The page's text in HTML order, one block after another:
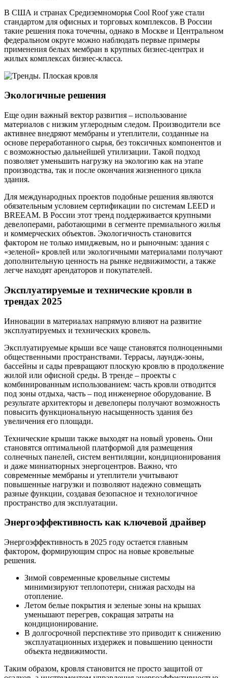
В США и странах Средиземноморья Cool Roof уже стали
стандартом для офисных и торговых комплексов. В России
такие решения пока точечны, однако в Москве и Центральном
федеральном округе можно наблюдать первые примеры
применения белых мембран в крупных бизнес-центрах и
жилых комплексах бизнес-класса.
Экологичные решения
Еще один важный вектор развития – использование
материалов с низким углеродным следом. Производители все
активнее внедряют мембраны и утеплители, созданные на
основе переработанного сырья, без токсичных компонентов и
с возможностью дальнейшей утилизации. Такой подход
позволяет уменьшить нагрузку на экологию как на этапе
производства, так и после окончания жизненного цикла
здания.
Для международных проектов подобные решения являются
обязательным условием сертификации по системам LEED и
BREEAM. В России этот тренд поддерживается крупными
девелоперами, работающими в сегменте премиального жилья
и коммерческих объектов. Экологичность становится
фактором не только имиджевым, но и рыночным: здания с
«зеленой» кровлей или экологичными материалами получают
дополнительную ценность на рынке недвижимости, а также
легче находят арендаторов и покупателей.
Эксплуатируемые и технические кровли в
трендах 2025
Инновации в материалах напрямую влияют на развитие
эксплуатируемых и технических кровель.
Эксплуатируемые крыши все чаще становятся полноценными
общественными пространствами. Террасы, лаундж-зоны,
бассейны и сады превращают плоскую кровлю в продолжение
жилой или офисной среды. В тренде – проекты с
комбинированным использованием: часть кровли отводится
под зоны отдыха, часть – под инженерное оборудование. В
результате архитекторы и девелоперы получают возможность
повысить функциональную насыщенность здания без
увеличения его площади.
Технические крыши также выходят на новый уровень. Они
становятся оптимальной платформой для размещения
солнечных панелей, систем вентиляции, кондиционирования
и даже миниатюрных энергоцентров. Важно, что
современные мембраны и утеплители учитывают
повышенные нагрузки и позволяют надежно совмещать
разные функции, создавая безопасное и технологичное
пространство для эксплуатации.
Энергоэффективность как ключевой драйвер
Энергоэффективность в 2025 году остается главным
фактором, формирующим спрос на новые кровельные
решения.
Зимой современные кровельные системы
минимизируют теплопотери, снижая расходы на
отопление.
Летом белые покрытия и зеленые зоны на крышах
уменьшают перегрев, сокращая затраты на
кондиционирование.
В долгосрочной перспективе это приводит к снижению
эксплуатационных издержек и повышению ценности
объекта недвижимости.
Таким образом, кровля становится не просто защитой от